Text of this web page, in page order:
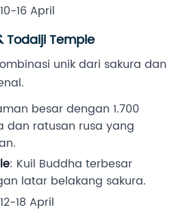
16 April
Todaiji Temple
unik dari sakura dan
besar dengan 1.700
dan ratusan rusa yang
: Kuil Buddha terbesar
latar belakang sakura.
18 April